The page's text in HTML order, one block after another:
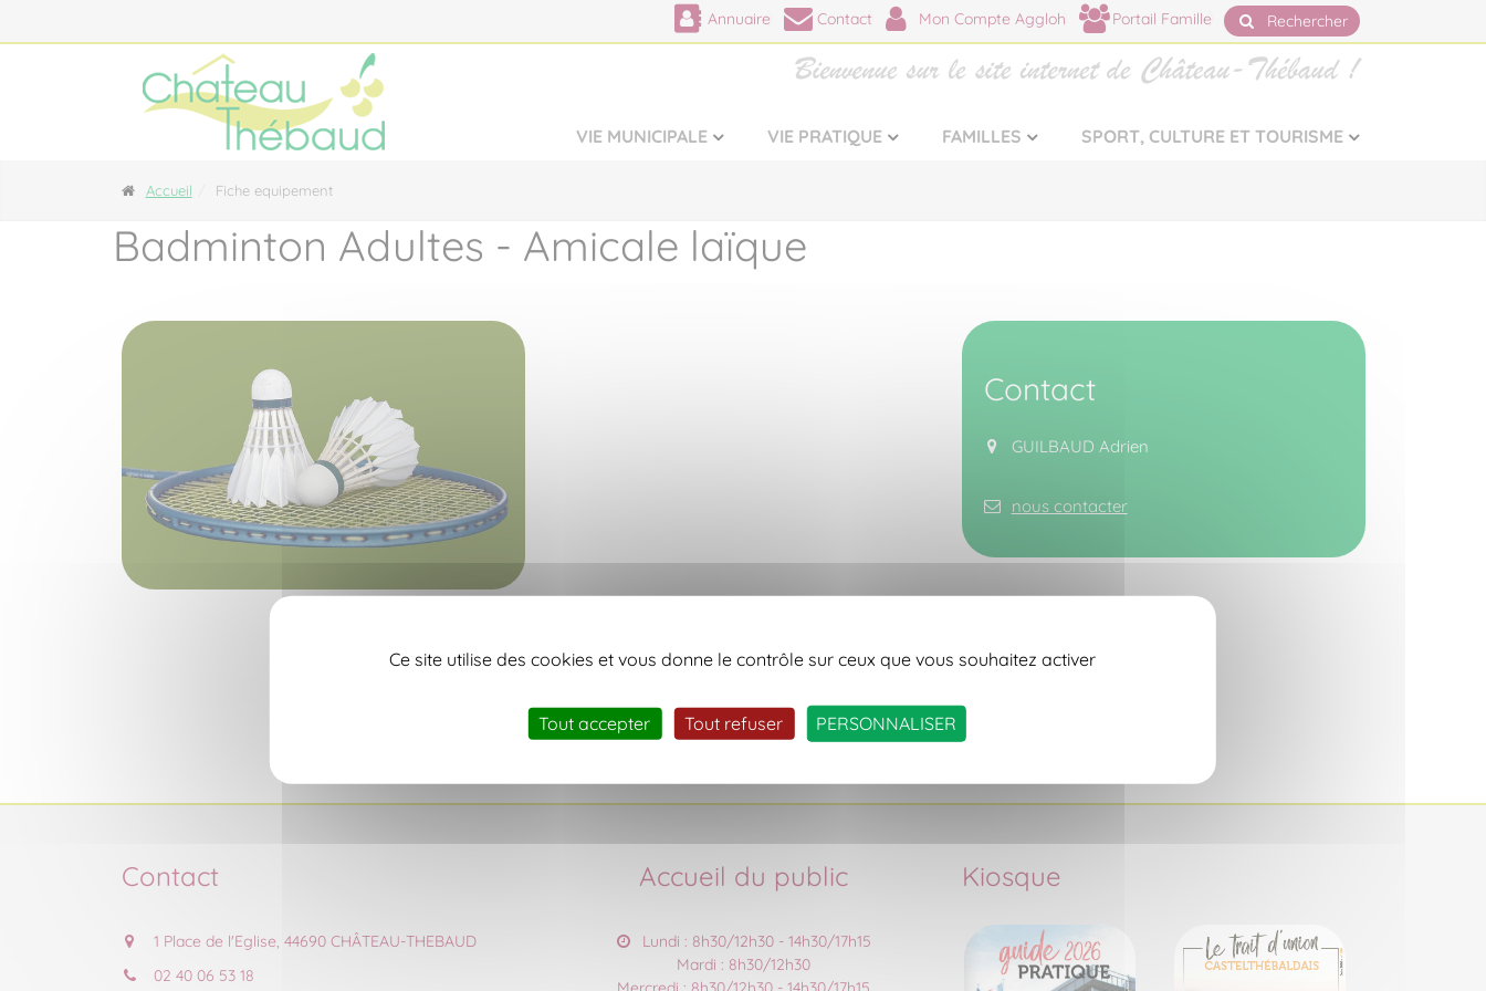
Annuaire Contact Mon Compte Aggloh Portail Famille Rechercher
VIE MUNICIPALE VIE PRATIQUE FAMILLES SPORT, CULTURE ET TOURISME
Accueil Fiche equipement
Badminton Adultes - Amicale laïque
RETOUR
Contact
GUILBAUD Adrien
nous contacter
Contact
1 Place de l'Eglise, 44690 CHÂTEAU-THEBAUD
02 40 06 53 18
Accueil du public
Lundi : 8h30/12h30 - 14h30/17h15
Mardi : 8h30/12h30
Kiosque
Ce site utilise des cookies et vous donne le contrôle sur ceux que vous souhaitez activer
Tout accepter Tout refuser PERSONNALISER